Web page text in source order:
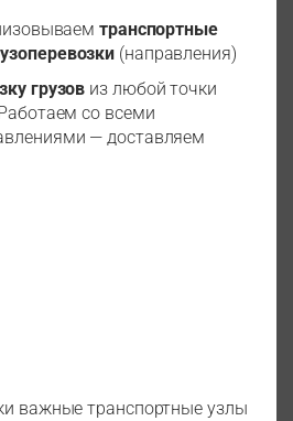
транспортные
(направления)
грузов из любой точки
со всеми
— доставляем
важные транспортные узлы